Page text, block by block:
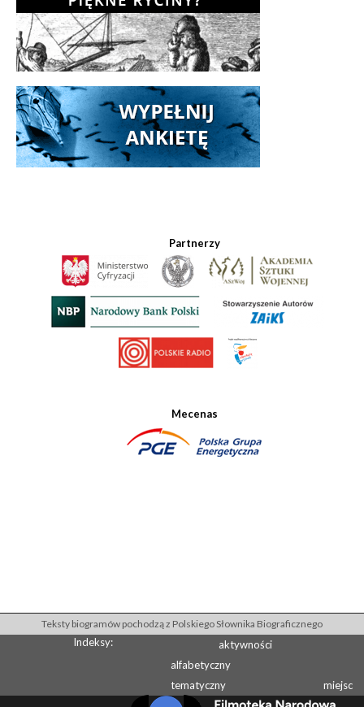
Partnerzy
Mecenas
Teksty biogramów pochodzą z Polskiego Słownika Biograficznego
Indeksy:
aktywności
alfabetyczny
tematyczny
miejsc